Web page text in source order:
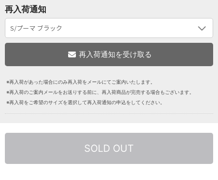
再入荷通知
※再入荷があった場合にのみ再入荷をメールにてご案内いたします。
※再入荷のご案内メールをお送りする前に、再入荷商品が完売する場合もございます。
※再入荷をご希望のサイズを選択して再入荷通知の申込をしてください。
SOLD OUT